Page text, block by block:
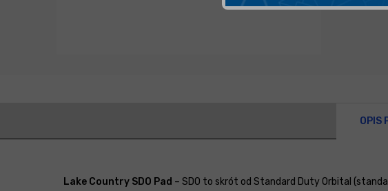
OPIS
Lake Country SDO Pad – SDO to skrót od Standard Duty Orbital